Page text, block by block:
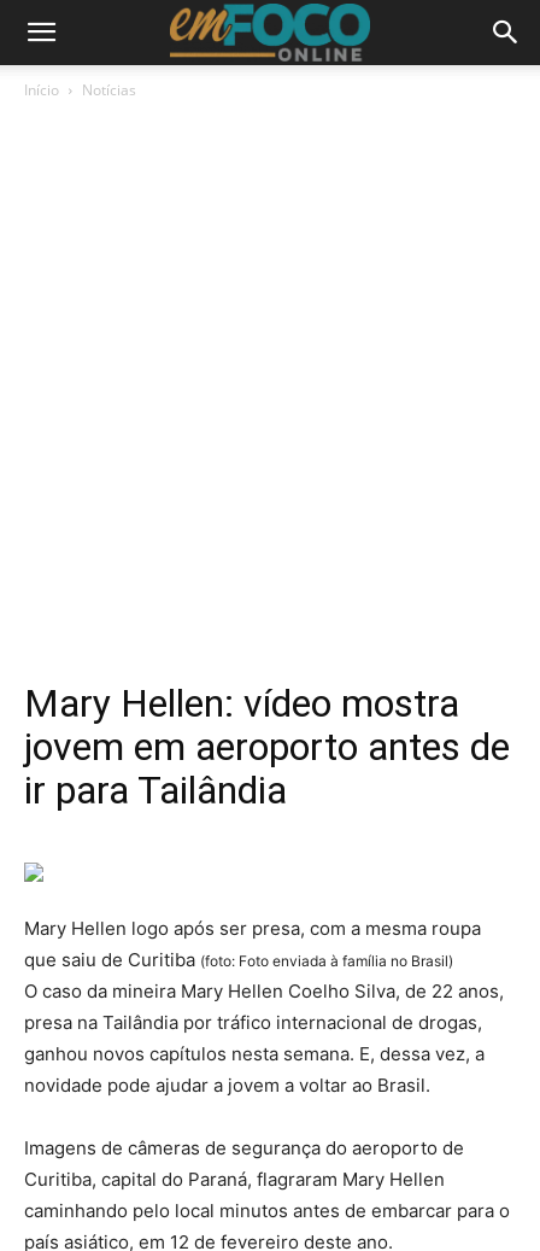
Início Notícias
Mary Hellen: vídeo mostra
jovem em aeroporto antes de
ir para Tailândia
Mary Hellen logo após ser presa, com a mesma roupa
que saiu de Curitiba (foto: Foto enviada à família no Brasil)
O caso da mineira Mary Hellen Coelho Silva, de 22 anos,
presa na Tailândia por tráfico internacional de drogas,
ganhou novos capítulos nesta semana. E, dessa vez, a
novidade pode ajudar a jovem a voltar ao Brasil.
Imagens de câmeras de segurança do aeroporto de
Curitiba, capital do Paraná, flagraram Mary Hellen
caminhando pelo local minutos antes de embarcar para o
país asiático, em 12 de fevereiro deste ano.